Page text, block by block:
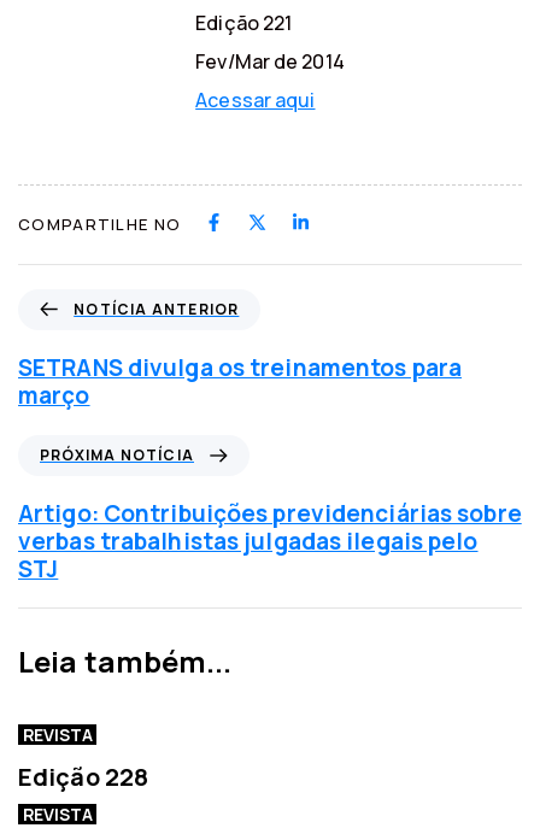
Edição 221
Fev/Mar de 2014
Acessar aqui
COMPARTILHE NO
t
í
c
n
t
e
r
o
NOTÍCIA ANTERIOR
SETRANS divulga os treinamentos para
março
ó
x
i
m
a
o
í
c
i
a
PRÓXIMA NOTÍCIA
Artigo: Contribuições previdenciárias sobre
verbas trabalhistas julgadas ilegais pelo
STJ
Leia também...
REVISTA
Edição 228
REVISTA